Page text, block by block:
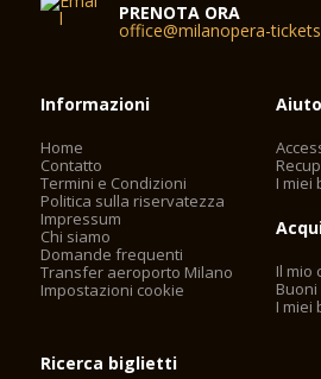
PRENOTA ORA
office@milanopera-
Informazioni
Home
Contatto
Termini e Condizioni
Politica sulla riservatezza
Impressum
Chi siamo
Domande frequenti
Transfer aeroporto Milano
Impostazioni cookie
I miei
Il mio
I miei
Ricerca biglietti